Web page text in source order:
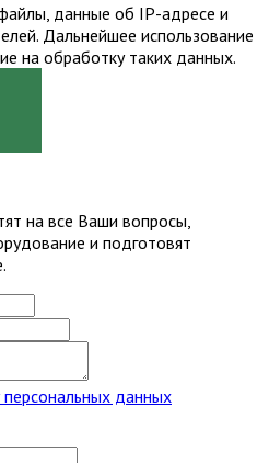
данные об IP-адресе и
Дальнейшее использование
на обработку таких данных.
на все Ваши вопросы,
и подготовят
данных